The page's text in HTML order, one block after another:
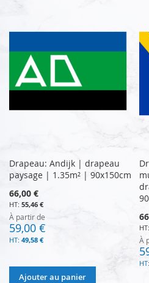
Drapeau: Andijk | drapeau
paysage | 1.35m² | 90x150cm
66,00 €
55,46 €
À partir de
59,00 €
49,58 €
Ajouter au panier
À